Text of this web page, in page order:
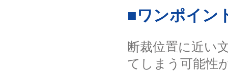
■ワンポイン
断裁位置に近い
てしまう可能性